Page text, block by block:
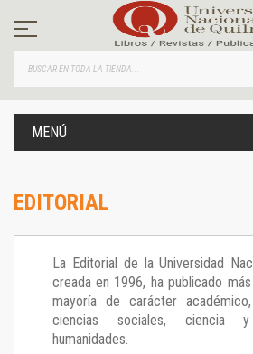
contenido
MENÚ
EDITORIAL
La Editorial de la Universidad
creada en 1996, ha publicado
mayoría de carácter
ciencias sociales, ciencia
humanidades.